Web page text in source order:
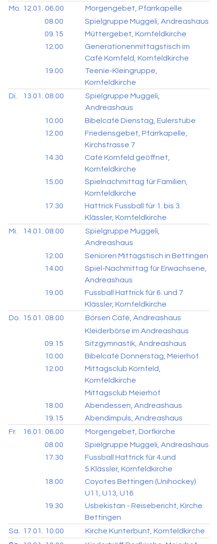
Mo. 12.01. 06.00
Morgengebet, Pfarrkapelle
08.00
Spielgruppe Muggeli, Andreashaus
09.15
Müttergebet, Kornfeldkirche
12.00
Generationenmittagstisch im
Café Kornfeld, Kornfeldkirche
19.00
Teenie-Kleingruppe,
Kornfeldkirche
Di.
13.01. 08.00
Spielgruppe Muggeli,
Andreashaus
10.00
Bibelcafé Dienstag, Eulerstube
12.00
Friedensgebet, Pfarrkapelle,
Kirchstrasse 7
14.30
Café Kornfeld geöffnet,
Kornfeldkirche
15.00
Spielnachmittag für Familien,
Kornfeldkirche
17.30
Hattrick Fussball für 1. bis 3.
Klässler, Kornfeldkirche
Mi.
14.01. 08.00
Spielgruppe Muggeli,
Andreashaus
12.00
Senioren Mittagstisch in Bettingen
14.00
Spiel-Nachmittag für Erwachsene,
Andreashaus
19.00
Fussball Hattrick für 6. und 7
Klässler, Kornfeldkirche
Do.
15.01. 08.00
Börsen Café, Andreashaus
Kleiderbörse im Andreashaus
09.15
Sitzgymnastik, Andreashaus
10.00
Bibelcafé Donnerstag, Meierhof
12.00
Mittagsclub Kornfeld,
Kornfeldkirche
Mittagsclub Meierhof
18.00
Abendessen, Andreashaus
19.15
Abendimpuls, Andreashaus
Fr.
16.01. 06.00
Morgengebet, Dorfkirche
08.00
Spielgruppe Muggeli, Andreashaus
17.30
Fussball Hattrick für 4.und
5.Klässler, Kornfeldkirche
18.00
Coyotes Bettingen (Unihockey)
U11, U13, U16
19.30
Usbekistan - Reisebericht, Kirche
Bettingen
Sa.
17.01. 10.00
Kirche Kunterbunt, Kornfeldkirche